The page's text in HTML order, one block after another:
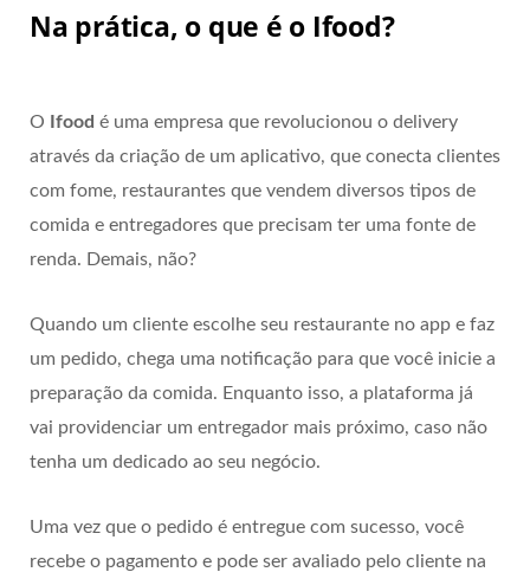
Na prática, o que é o Ifood?
O Ifood é uma empresa que revolucionou o delivery
através da criação de um aplicativo, que conecta clientes
com fome, restaurantes que vendem diversos tipos de
comida e entregadores que precisam ter uma fonte de
renda. Demais, não?
Quando um cliente escolhe seu restaurante no app e faz
um pedido, chega uma notificação para que você inicie a
preparação da comida. Enquanto isso, a plataforma já
vai providenciar um entregador mais próximo, caso não
tenha um dedicado ao seu negócio.
Uma vez que o pedido é entregue com sucesso, você
recebe o pagamento e pode ser avaliado pelo cliente na